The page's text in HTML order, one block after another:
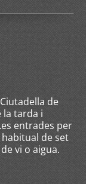
de
la tarda i
entrades per
de set
vi o aigua.